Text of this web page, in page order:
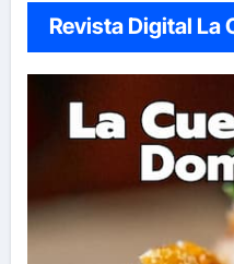
Revista Digital La